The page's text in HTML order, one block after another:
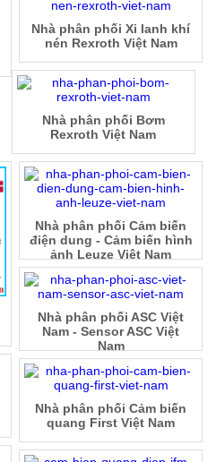
Nhà phân phối Xi lanh khí
nén Rexroth Việt Nam
Nhà phân phối Bơm
Rexroth Việt Nam
Nhà phân phối Cảm biến
điện dung - Cảm biến hình
ảnh Leuze Việt Nam
Nhà phân phối ASC Việt
Nam - Sensor ASC Việt
Nam
Nhà phân phối Cảm biến
quang First Việt Nam